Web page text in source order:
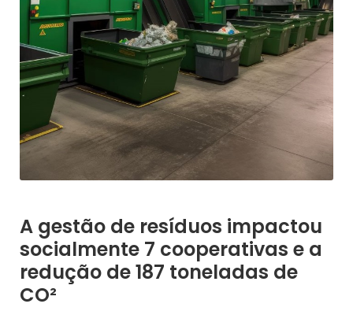
A gestão de resíduos impactou
socialmente 7 cooperativas e a
redução de 187 toneladas de
CO²